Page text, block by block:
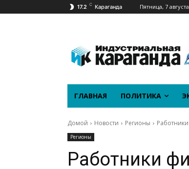
17.2 C Караганда Пятница, 7
ГЛАВНАЯ ПОЛИТИКА
Домой Новости Регионы
Регионы
Работники